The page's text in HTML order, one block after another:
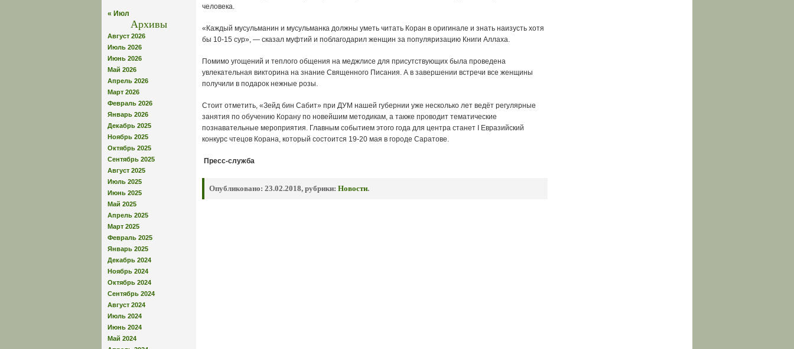
« Июл
Архивы
Август 2026
Июль 2026
Июнь 2026
Май 2026
Апрель 2026
Март 2026
Февраль 2026
Январь 2026
Декабрь 2025
Ноябрь 2025
Октябрь 2025
Сентябрь 2025
Август 2025
Июль 2025
Июнь 2025
Май 2025
Апрель 2025
Март 2025
Февраль 2025
Январь 2025
Декабрь 2024
Ноябрь 2024
Октябрь 2024
Сентябрь 2024
Август 2024
Июль 2024
Июнь 2024
Май 2024
человека.
«Каждый мусульманин и мусульманка должны уметь читать Коран в оригинале и знать наизусть хотя
бы 10-15 сур», — сказал муфтий и поблагодарил женщин за популяризацию Книги Аллаха.
Помимо угощений и теплого общения на меджлисе для присутствующих была проведена
увлекательная викторина на знание Священного Писания. А в завершении встречи все женщины
получили в подарок нежные розы.
Стоит отметить, «Зейд бин Сабит» при ДУМ нашей губернии уже несколько лет ведёт регулярные
занятия по обучению Корану по новейшим методикам, а также проводит тематические
познавательные мероприятия. Главным событием этого года для центра станет I Евразийский
конкурс чтецов Корана, который состоится 19-20 мая в городе Саратове.
Пресс-служба
Опубликовано: 23.02.2018, рубрики: Новости.